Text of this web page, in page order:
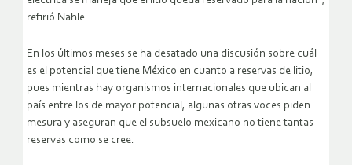
refirió Nahle.
En los últimos meses se ha desatado una discusión sobre cuál
es el potencial que tiene México en cuanto a reservas de litio,
pues mientras hay organismos internacionales que ubican al
país entre los de mayor potencial, algunas otras voces piden
mesura y aseguran que el subsuelo mexicano no tiene tantas
reservas como se cree.